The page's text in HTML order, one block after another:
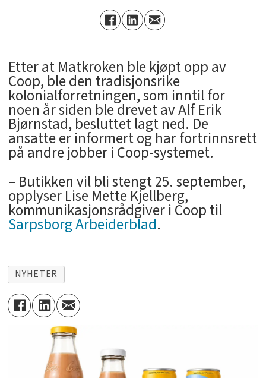
Etter at Matkroken ble kjøpt opp av
Coop, ble den tradisjonsrike
kolonialforretningen, som inntil for
noen år siden ble drevet av Alf Erik
Bjørnstad, besluttet lagt ned. De
ansatte er informert og har fortrinnsrett
på andre jobber i Coop-systemet.
– Butikken vil bli stengt 25. september,
opplyser Lise Mette Kjellberg,
kommunikasjonsrådgiver i Coop til
Sarpsborg Arbeiderblad.
NYHETER